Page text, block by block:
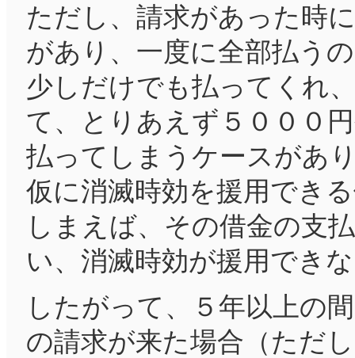
ただし、請求があった時
があり、一度に全部払う
少しだけでも払ってくれ
て、とりあえず５０００
払ってしまうケースがあ
仮に消滅時効を援用でき
しまえば、その借金の支
い、消滅時効が援用でき
したがって、５年以上の
の請求が来た場合（ただ